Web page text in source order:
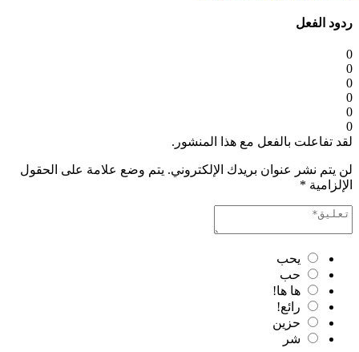
ردود الفعل
0
0
0
0
0
0
لقد تفاعلت بالفعل مع هذا المنشور.
لن يتم نشر عنوان بريدك الإلكتروني. يتم وضع علامة على الحقول
الإلزامية *
يحب
حب
ها ها!
رائع!
حزين
شر